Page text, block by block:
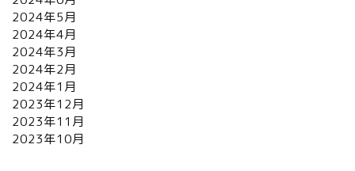
2024年5月
2024年4月
2024年3月
2024年2月
2024年1月
2023年12月
2023年11月
2023年10月